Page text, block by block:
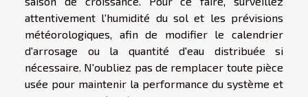
attentivement l'humidité du sol et les prévisions
météorologiques, afin de modifier le calendrier
d'arrosage ou la quantité d'eau distribuée si
nécessaire. N'oubliez pas de remplacer toute pièce
usée pour maintenir la performance du système et